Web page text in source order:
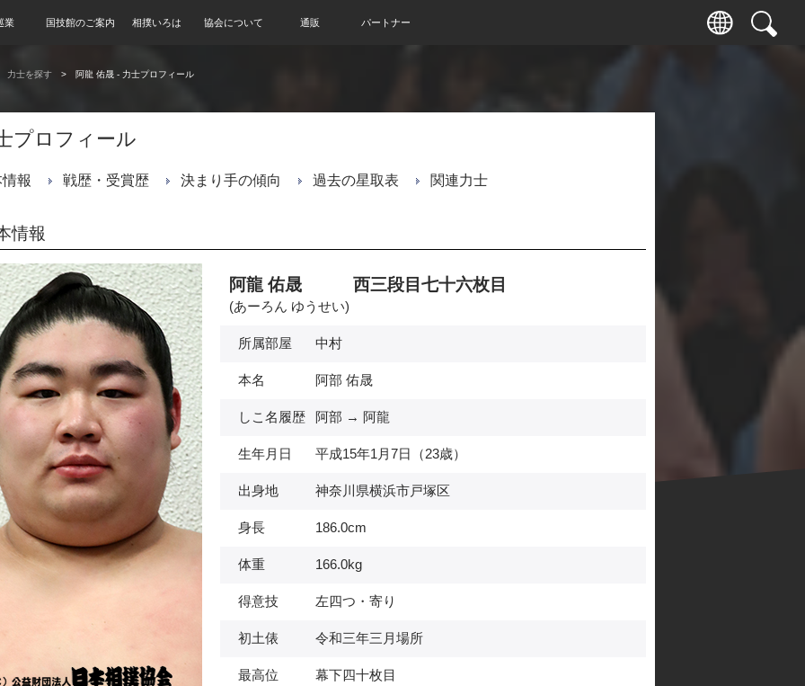
業 国技館のご案内 相撲いろは 協会について 通販 パートナー
力士を探す 阿龍 佑晟 - 力士プロフィール
プロフィール
報 戦歴・受賞歴 決まり手の傾向 過去の星取表 関連力士
情報
阿龍 佑晟 西三段目七十六枚目
(あーろん ゆうせい)
所属部屋 中村
本名 阿部 佑晟
しこ名履歴 阿部 → 阿龍
生年月日 平成15年1月7日（23歳）
出身地 神奈川県横浜市戸塚区
身長 186.0cm
体重 166.0kg
得意技 左四つ・寄り
初土俵 令和三年三月場所
最高位 幕下四十枚目